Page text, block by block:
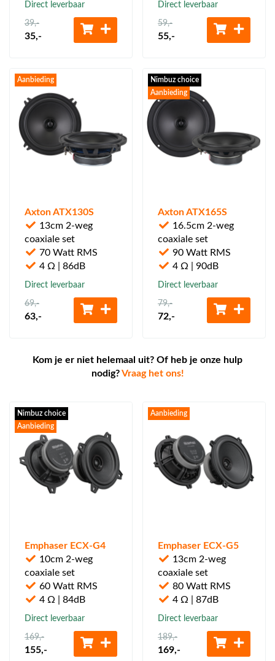
Direct leverbaar
39,-
35,-
Direct leverbaar
59,-
55,-
Aanbieding
Axton ATX130S
13cm 2-weg
coaxiale set
70 Watt RMS
4 Ω | 86dB
Direct leverbaar
69,-
63,-
Nimbuz choice
Aanbieding
Axton ATX165S
16.5cm 2-weg
coaxiale set
90 Watt RMS
4 Ω | 90dB
Direct leverbaar
79,-
72,-
Kom je er niet helemaal uit? Of heb je onze hulp
nodig?Vraag het ons!
Nimbuz choice
Aanbieding
Emphaser ECX-G4
10cm 2-weg
coaxiale set
60 Watt RMS
4 Ω | 84dB
Direct leverbaar
169,-
155,-
Aanbieding
Emphaser ECX-G5
13cm 2-weg
coaxiale set
80 Watt RMS
4 Ω | 87dB
Direct leverbaar
189,-
169,-